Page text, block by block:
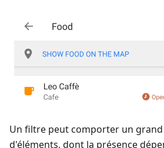
Un filtre peut comporter un
d'éléments, dont la présence